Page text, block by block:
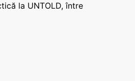
la UNTOLD, între